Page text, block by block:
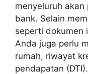
menyeluruh
bank. Selain
seperti dokumen
Anda juga perlu
rumah, riwayat
pendapatan